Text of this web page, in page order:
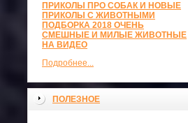
ПРИКОЛЫ ПРО СОБАК И НОВЫЕ
ПРИКОЛЫ С ЖИВОТНЫМИ
ПОДБОРКА 2018 ОЧЕНЬ
СМЕШНЫЕ И МИЛЫЕ ЖИВОТНЫЕ
НА ВИДЕО
Подробнее...
ПОЛЕЗНОЕ